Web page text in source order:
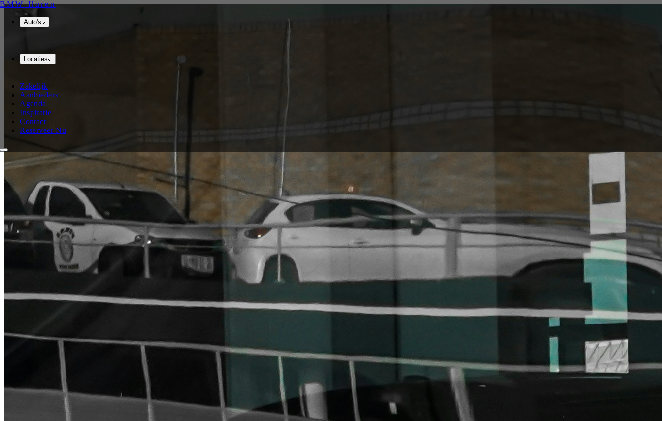
BMWHuren
Auto's
Locaties
Zakelijk
Aanbieders
Agenda
Inspiratie
Contact
Reserveer Nu